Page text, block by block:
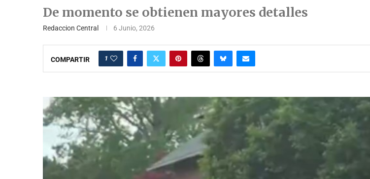
De momento se obtienen mayores detalles
Redaccion Central 6 Junio, 2026
COMPARTIR 1